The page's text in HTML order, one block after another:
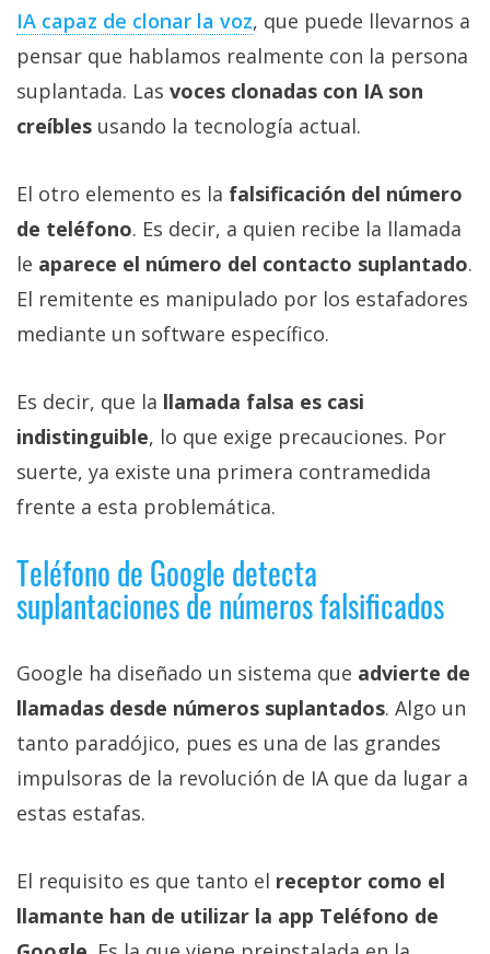
IA capaz de clonar la voz‎, que puede llevarnos a
pensar que hablamos realmente con la persona
suplantada. Las voces clonadas con IA son
creíbles usando la tecnología actual.
El otro elemento es la falsificación del número
de teléfono. Es decir, a quien recibe la llamada
le aparece el número del contacto suplantado.
El remitente es manipulado por los estafadores
mediante un software específico.
Es decir, que la llamada falsa es casi
indistinguible, lo que exige precauciones. Por
suerte, ya existe una primera contramedida
frente a esta problemática.
Teléfono de Google detecta
suplantaciones de números falsificados
Google ha diseñado un sistema que advierte de
llamadas desde números suplantados. Algo un
tanto paradójico, pues es una de las grandes
impulsoras de la revolución de IA que da lugar a
estas estafas.
El requisito es que tanto el receptor como el
llamante han de utilizar la app Teléfono de